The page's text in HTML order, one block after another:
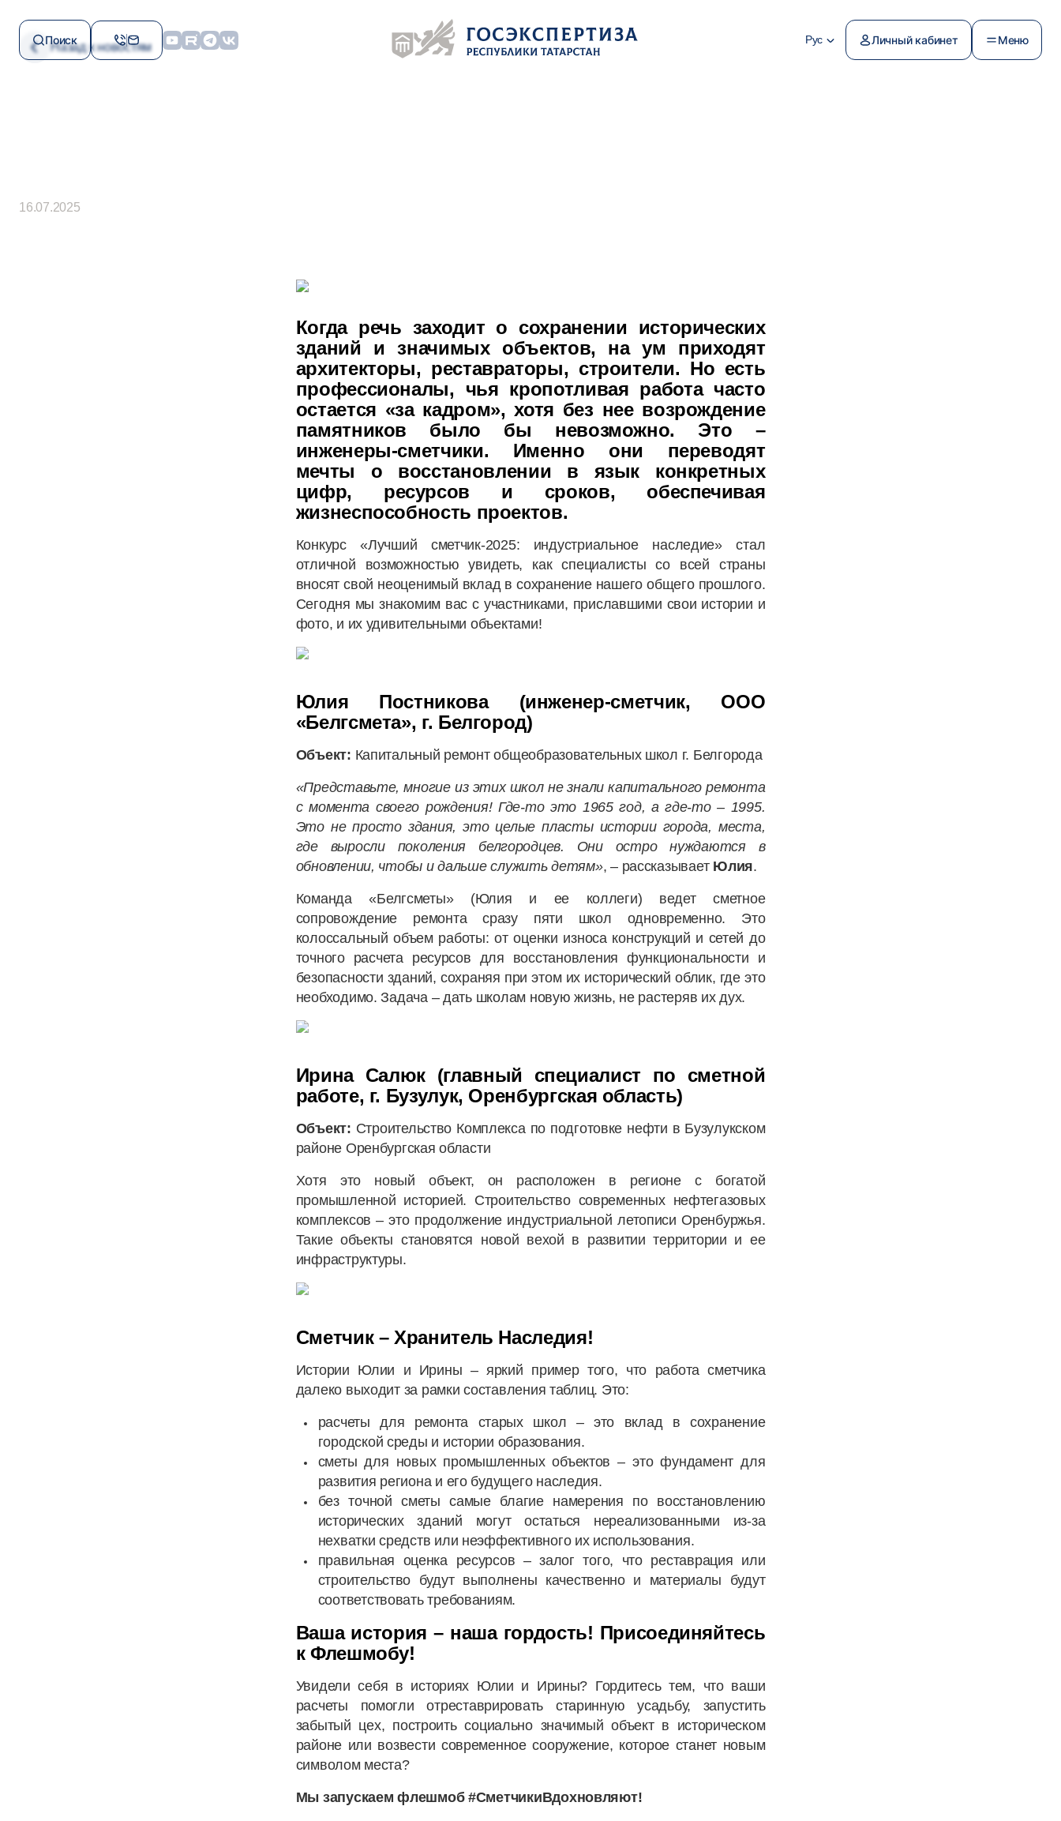
Поиск
reo.support@gosekspertiza-rt.ru
expertiza-rt@tatar.ru
Контакты доверия по
Пресс–центр
Рус Личный кабинет Меню
Назад к новостям
16.07.2025
Когда речь заходит о сохранении исторических
зданий и значимых объектов, на ум приходят
архитекторы, реставраторы, строители. Но есть
профессионалы, чья кропотливая работа часто
остается «за кадром», хотя без нее возрождение
памятников было бы невозможно. Это –
инженеры-сметчики. Именно они переводят
мечты о восстановлении в язык конкретных
цифр, ресурсов и сроков, обеспечивая
жизнеспособность проектов.
Конкурс «Лучший сметчик-2025: индустриальное наследие» стал
отличной возможностью увидеть, как специалисты со всей страны
вносят свой неоценимый вклад в сохранение нашего общего прошлого.
Сегодня мы знакомим вас с участниками, приславшими свои истории и
фото, и их удивительными объектами!
Юлия Постникова (инженер-сметчик, ООО
«Белгсмета», г. Белгород)
Объект: Капитальный ремонт общеобразовательных школ г. Белгорода
«Представьте, многие из этих школ не знали капитального ремонта
с момента своего рождения! Где-то это 1965 год, а где-то – 1995.
Это не просто здания, это целые пласты истории города, места,
где выросли поколения белгородцев. Они остро нуждаются в
обновлении, чтобы и дальше служить детям», – рассказывает Юлия.
Команда «Белгсметы» (Юлия и ее коллеги) ведет сметное
сопровождение ремонта сразу пяти школ одновременно. Это
колоссальный объем работы: от оценки износа конструкций и сетей до
точного расчета ресурсов для восстановления функциональности и
безопасности зданий, сохраняя при этом их исторический облик, где это
необходимо. Задача – дать школам новую жизнь, не растеряв их дух.
Ирина Салюк (главный специалист по сметной
работе, г. Бузулук, Оренбургская область)
Объект: Строительство Комплекса по подготовке нефти в Бузулукском
районе Оренбургская области
Хотя это новый объект, он расположен в регионе с богатой
промышленной историей. Строительство современных нефтегазовых
комплексов – это продолжение индустриальной летописи Оренбуржья.
Такие объекты становятся новой вехой в развитии территории и ее
инфраструктуры.
Сметчик – Хранитель Наследия!
Истории Юлии и Ирины – яркий пример того, что работа сметчика
далеко выходит за рамки составления таблиц. Это:
расчеты для ремонта старых школ – это вклад в сохранение
городской среды и истории образования.
сметы для новых промышленных объектов – это фундамент для
развития региона и его будущего наследия.
без точной сметы самые благие намерения по восстановлению
исторических зданий могут остаться нереализованными из-за
нехватки средств или неэффективного их использования.
правильная оценка ресурсов – залог того, что реставрация или
строительство будут выполнены качественно и материалы будут
соответствовать требованиям.
Ваша история – наша гордость! Присоединяйтесь
к Флешмобу!
Увидели себя в историях Юлии и Ирины? Гордитесь тем, что ваши
расчеты помогли отреставрировать старинную усадьбу, запустить
забытый цех, построить социально значимый объект в историческом
районе или возвести современное сооружение, которое станет новым
символом места?
Мы запускаем флешмоб #СметчикиВдохновляют!